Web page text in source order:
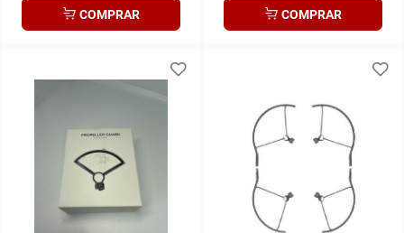
COMPRAR COMPRAR